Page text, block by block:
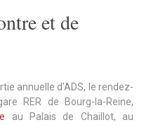
et de
annuelle d’ADS, le rendez-
RER de Bourg-la-Reine,
au Palais de Chaillot, au